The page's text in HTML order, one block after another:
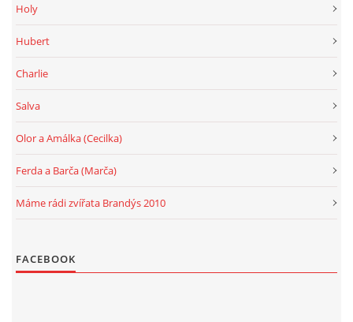
Holy
Hubert
Charlie
Salva
Olor a Amálka (Cecilka)
Ferda a Barča (Marča)
Máme rádi zvířata Brandýs 2010
FACEBOOK